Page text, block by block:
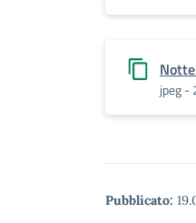
jpeg -
Pubblicato: